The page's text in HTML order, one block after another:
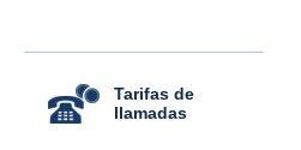
Tarifas de
llamadas